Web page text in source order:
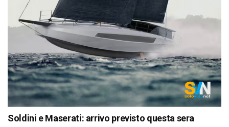
Soldini e Maserati: arrivo previsto questa sera